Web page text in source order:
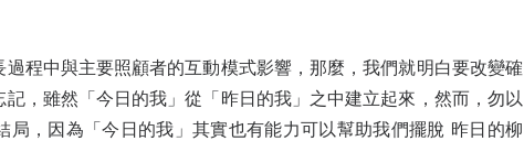
程中與主要照顧者的互動模式影響，那麼，我們就明白要改變確
，雖然「今日的我」從「昨日的我」之中建立起來，然而，勿以
局，因為「今日的我」其實也有能力可以幫助我們擺脫 昨日的柳